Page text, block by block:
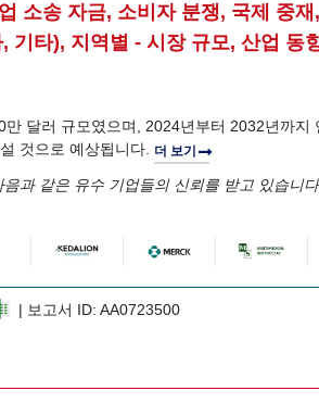
소송 자금, 소비자 분쟁, 국제 중
기타), 지역별 - 시장 규모, 산업 동
달러 규모였으며, 2024년부터 2032년까지
것으로 예상됩니다.
더 보기
음과 같은 유수 기업들의 신뢰를 받고 있습니
| 보고서 ID: AA0723500